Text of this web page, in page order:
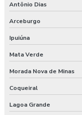
Antônio Dias
Arceburgo
Ipuiúna
Mata Verde
Morada Nova de Minas
Coqueiral
Lagoa Grande